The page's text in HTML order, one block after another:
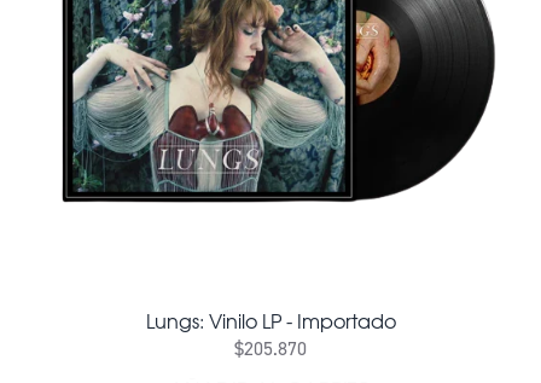
Lungs: Vinilo LP - Importado
$205.870